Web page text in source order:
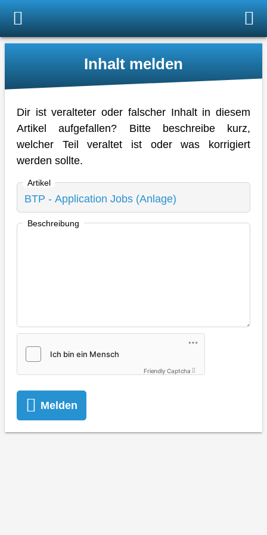
Inhalt melden
Dir ist veralteter oder falscher Inhalt in diesem
Artikel aufgefallen? Bitte beschreibe kurz,
welcher Teil veraltet ist oder was korrigiert
werden sollte.
Artikel
Beschreibung
Friendly Captcha
Melden